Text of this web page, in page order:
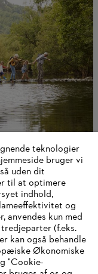
teknologier
bruger vi
uden dit
til at optimere
indhold,
og
anvendes kun med
(f.eks.
kan også behandle
Økonomiske
"Cookie-